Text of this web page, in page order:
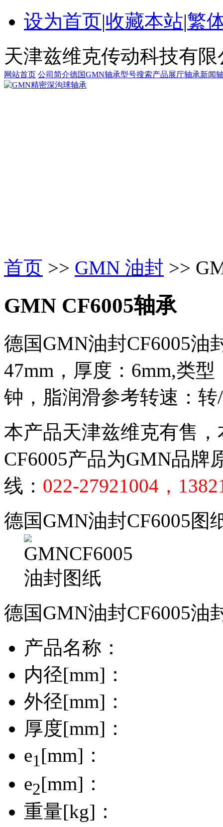
设为首页|收藏本站|繁
天津兹维克传动科技有限
网站首页 公司简介德国GMN轴承型号搜索产品展厅轴承新闻
首页 >> GMN 油封 >>
GMN CF6005轴承
德国GMN油封CF6005油
47mm，厚度：6mm,类
钟，脂润滑参考转速：
本产品天津兹维克有售
CF6005产品为GMN品牌
线： 022-27921004，
德国GMN油封CF6005图
德国GMN油封CF6005油
产品名称：
内径[mm]：
外径[mm]：
厚度[mm]：
e1[mm]：
e2[mm]：
重量[kg]：